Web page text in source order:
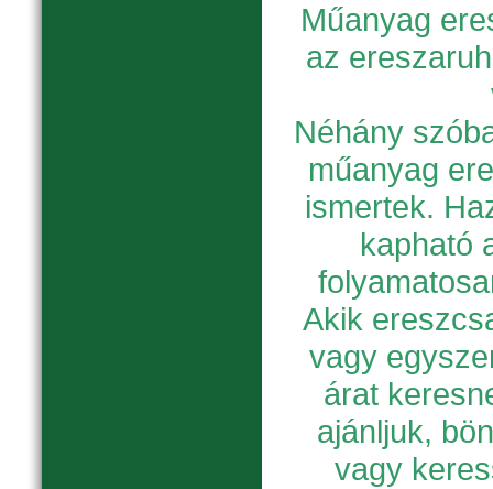
Műanyag
az
Néhány
műanyag
ismertek.
kapható
Akik
vagy
árat
ajánljuk,
vagy